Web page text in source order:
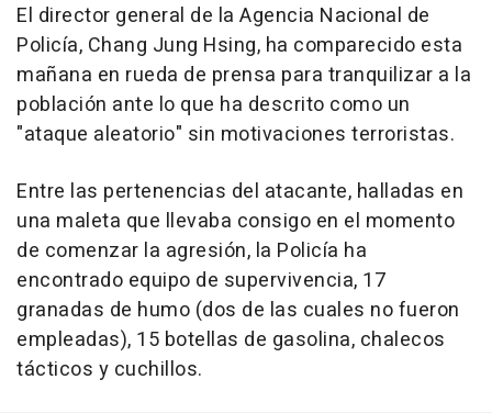
El director general de la Agencia Nacional de
Policía, Chang Jung Hsing, ha comparecido esta
mañana en rueda de prensa para tranquilizar a la
población ante lo que ha descrito como un
"ataque aleatorio" sin motivaciones terroristas.
Entre las pertenencias del atacante, halladas en
una maleta que llevaba consigo en el momento
de comenzar la agresión, la Policía ha
encontrado equipo de supervivencia, 17
granadas de humo (dos de las cuales no fueron
empleadas), 15 botellas de gasolina, chalecos
tácticos y cuchillos.